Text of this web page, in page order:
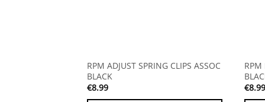
RPM ADJUST SPRING CLIPS ASSOC
BLACK
€8.99
RPM
€8.99